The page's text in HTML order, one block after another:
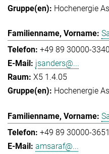
Hochenergie
+49 89 30000-3340
jsanders@...
X5 1.4.05
Hochenergie
+49 89 30000-3651
amsaraf@...